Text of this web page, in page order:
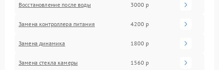
Восстановление после воды 3000 р
Замена контроллера питания 4200 р
Замена динамика 1800 р
Замена стекла камеры 1560 р